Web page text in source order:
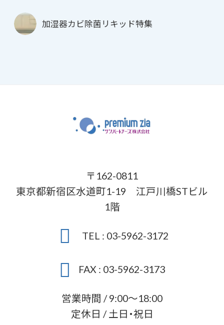
加湿器カビ除菌リキッド特集
〒162-0811
東京都新宿区水道町1-19 江戸川橋STビル
1階
TEL : 03-5962-3172
FAX : 03-5962-3173
営業時間 / 9:00～18:00
定休日 / 土日・祝日